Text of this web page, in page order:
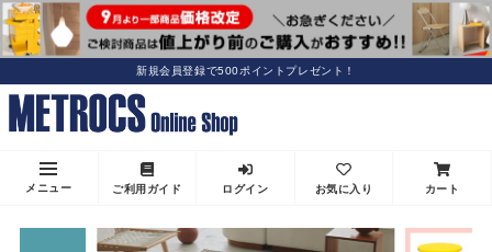
新規会員登録で500ポイントプレゼント！
メニュー ご利用ガイド ログイン お気に入り カート